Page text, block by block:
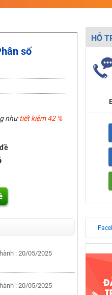
số
nhưtiết kiệm 42 %
: 20/05/2025
: 20/05/2025
HỖ